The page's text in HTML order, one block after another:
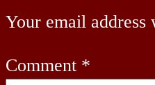
Your email
Comment *